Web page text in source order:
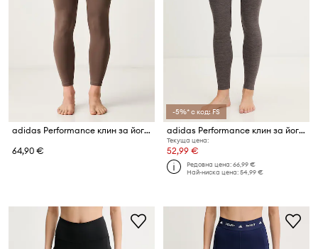
adidas Performance клин за йога дамски Three Stripes Studio
64,90 €
-5%* с код: FS
adidas Performance клин за йога дамски All me
Текуща цена:
52,99 €
Редовна цена:66,99 €
Най-ниска цена:54,99 €